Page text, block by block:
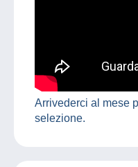
Arrivederci al mese
selezione.